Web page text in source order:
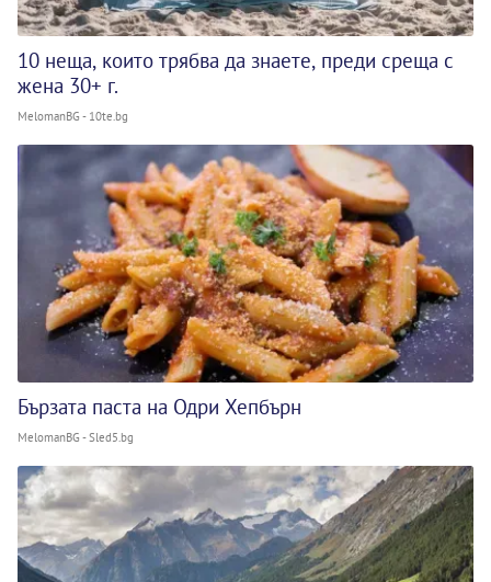
10 неща, които трябва да знаете, преди среща с
жена 30+ г.
MelomanBG - 10te.bg
Бързата паста на Одри Хепбърн
MelomanBG - Sled5.bg